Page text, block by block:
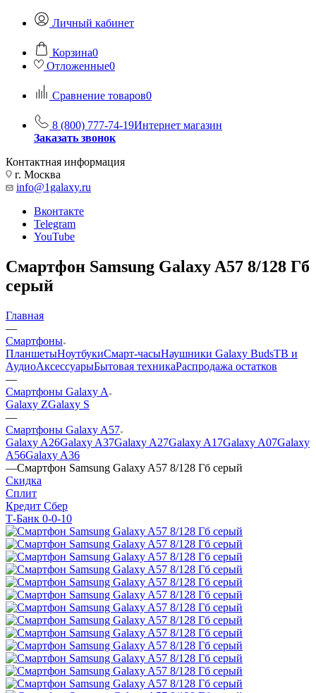
Личный кабинет
Корзина0
Отложенные0
Сравнение товаров0
8 (800) 777-74-19Интернет магазин
Заказать звонок
Контактная информация
г. Москва
info@1galaxy.ru
Вконтакте
Telegram
YouTube
Смартфон Samsung Galaxy A57 8/128 Гб
серый
Главная
—
Смартфоны
ПланшетыНоутбукиСмарт-часыНаушники Galaxy BudsТВ и
АудиоАксессуарыБытовая техникаРаспродажа остатков
—
Смартфоны Galaxy A
Galaxy ZGalaxy S
—
Смартфоны Galaxy A57
Galaxy A26Galaxy A37Galaxy A27Galaxy A17Galaxy A07Galaxy
A56Galaxy A36
—Смартфон Samsung Galaxy A57 8/128 Гб серый
Скидка
Сплит
Кредит Сбер
Т-Банк 0-0-10